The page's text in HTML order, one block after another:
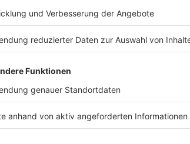
Bayern
Trike-Fahrer stirbt bei
Kollision – Enkel schwer